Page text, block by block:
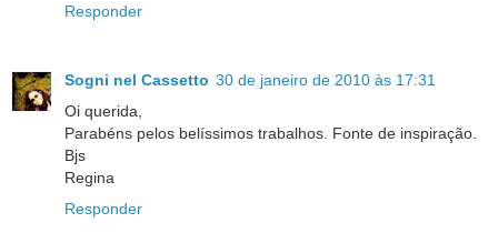
Responder
Sogni nel Cassetto 30 de janeiro de 2010 às 17:31
Oi querida,
Parabéns pelos belíssimos trabalhos. Fonte de inspiração.
Bjs
Regina
Responder